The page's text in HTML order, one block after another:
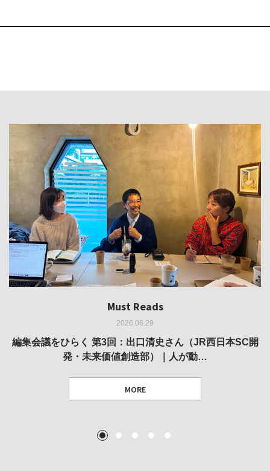
Must Reads
2026.06.29
編集会議をひらく 第3回：出口清史さん（JR西日本SC開
発・未来価値創造部）｜人が動…
MORE
Must Reads
2026.05.14
REVIEW｜果たして美術家・梅津庸一は、「大阪のゆかり
作家」となることができたのか…
Must Reads
2026.03.11
REPORT｜博覧会の残像
MORE
Must Reads
2026.02.25
REVIEW｜菊池聡太朗 個展「余りの風景」
MORE
Must Reads
2025.10.01
REVIEW｜生の存在証明としての線——「ライフライン」
展
1 2 3 4 5